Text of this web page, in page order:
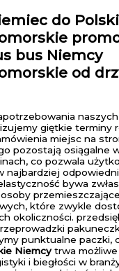
do Polski
bus Niemcy
od
naszych
giętkie terminy
miejsc na
pozostają osiągalne
co pozwala
najbardziej
bywa
które zwykle
okoliczności.
punktualne paczki,
Niemcytrwa możliwe
i biegłości w